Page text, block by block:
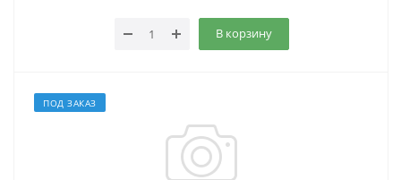
В корзину
ПОД ЗАКАЗ